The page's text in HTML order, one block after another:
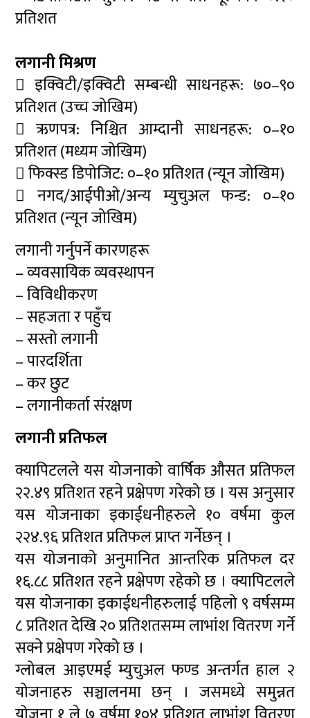
प्रतिशत
लगानी मिश्रण
 इक्विटी/इक्विटी सम्बन्धी साधनहरू: ७०–९०
प्रतिशत (उच्च जोखिम)
 ऋणपत्र: निश्चित आम्दानी साधनहरू: ०–१०
प्रतिशत (मध्यम जोखिम)
 फिक्स्ड डिपोजिट: ०–१० प्रतिशत (न्यून जोखिम)
 नगद/आईपीओ/अन्य म्युचुअल फन्ड: ०–१०
प्रतिशत (न्यून जोखिम)
लगानी गर्नुपर्ने कारणहरू
– व्यवसायिक व्यवस्थापन
– विविधीकरण
– सहजता र पहुँच
– सस्तो लगानी
– पारदर्शिता
– कर छुट
– लगानीकर्ता संरक्षण
लगानी प्रतिफल
क्यापिटलले यस योजनाको वार्षिक औसत प्रतिफल
२२.४९ प्रतिशत रहने प्रक्षेपण गरेको छ । यस अनुसार
यस योजनाका इकाईधनीहरुले १० वर्षमा कुल
२२४.९६ प्रतिशत प्रतिफल प्राप्त गर्नेछन् ।
यस योजनाको अनुमानित आन्तरिक प्रतिफल दर
१६.८८ प्रतिशत रहने प्रक्षेपण रहेको छ । क्यापिटलले
यस योजनाका इकाईधनीहरुलाई पहिलो ९ वर्षसम्म
८ प्रतिशत देखि २० प्रतिशतसम्म लाभांश वितरण गर्ने
सक्ने प्रक्षेपण गरेको छ ।
ग्लोबल आइएमई म्युचुअल फण्ड अन्तर्गत हाल २
योजनाहरु सञ्चालनमा छन् । जसमध्ये समुन्नत